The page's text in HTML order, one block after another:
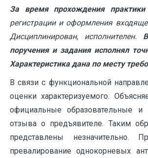
За время прохождения практики
регистрации и оформления
Дисциплинирован, исполнителен.
поручения и задания исполнял
Характеристика дана по месту
В связи с функциональной
оценки характеризуемого.
официальные образовательные и
отзыва о предъявителе. Таким
представлены незначительно.
превалирование однокорневых